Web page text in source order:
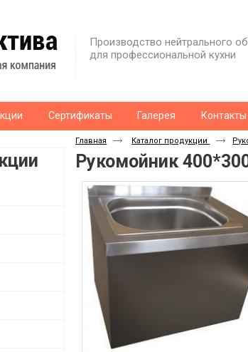
Производство нейтрального
для профессиональной кухни
Сертификаты Галерея Контакты
Главная Каталог продукции
Рукомойник